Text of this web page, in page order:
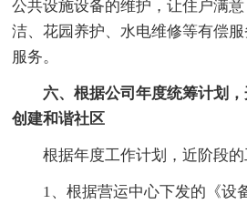
公共设施设备的维护，让住户满
洁、花园养护、水电维修等有偿
服务。
六、根据公司年度统筹计划，
创建和谐社区
根据年度工作计划，近阶段的
1、根据营运中心下发的《设